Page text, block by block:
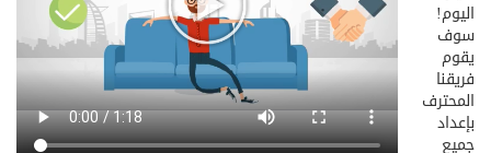
اليوم!
سوف
يقوم
فريقنا
المحترف
بإعداد
جميع